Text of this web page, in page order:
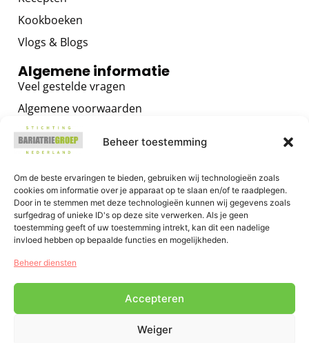
Beheer toestemming
Om de beste ervaringen te bieden, gebruiken wij technologieën zoals
cookies om informatie over je apparaat op te slaan en/of te raadplegen.
Door in te stemmen met deze technologieën kunnen wij gegevens zoals
surfgedrag of unieke ID's op deze site verwerken. Als je geen
toestemming geeft of uw toestemming intrekt, kan dit een nadelige
invloed hebben op bepaalde functies en mogelijkheden.
Beheer diensten
Accepteren
Weiger
Kookboeken
Vlogs & Blogs
Algemene informatie
Veel gestelde vragen
Algemene voorwaarden
Privacybeleid
Contact
Voor zorgverleners
Algemene informatie
Training voor zorgverleners
Het GRIP OP JE GEWICHT Programma
E-health voor zorgverleners